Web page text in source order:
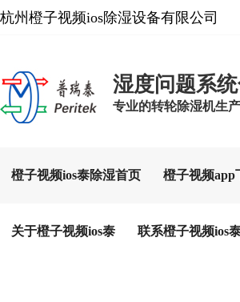
杭州橙子视频ios除湿设备有限公司
湿度问题系
专业的转轮除湿机生产
橙子视频ios泰除湿首页 橙子视频app
关于橙子视频ios泰 联系橙子视频ios